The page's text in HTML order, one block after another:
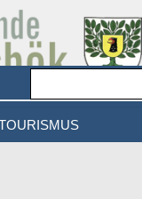
SERVICE
& POLITIK